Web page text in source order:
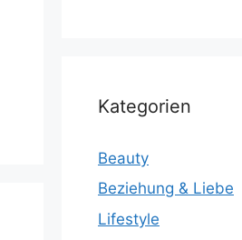
Kategorien
Beauty
Beziehung & Liebe
Lifestyle